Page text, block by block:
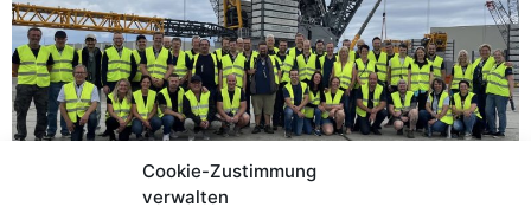
Cookie-Zustimmung
verwalten